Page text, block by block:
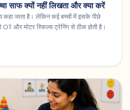
साफ क्यों नहीं लिखता और क्या करें
जाता है। लेकिन कई बच्चों में इसके पीछे
OT और मोटर स्किल्स ट्रेनिंग से ठीक होती है।